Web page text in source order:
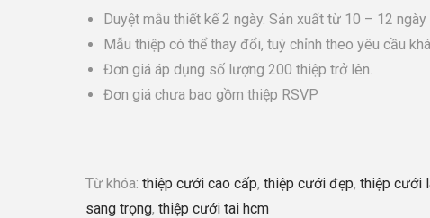
Duyệt mẫu thiết kế 2 ngày. Sản xuất từ 10 – 12 ngày
Mẫu thiệp có thể thay đổi, tuỳ chỉnh theo yêu cầu
Đơn giá áp dụng số lượng 200 thiệp trở lên.
Đơn giá chưa bao gồm thiệp RSVP
Từ khóa: thiệp cưới cao cấp, thiệp cưới đẹp, thiệp cưới
sang trọng, thiệp cưới tai hcm